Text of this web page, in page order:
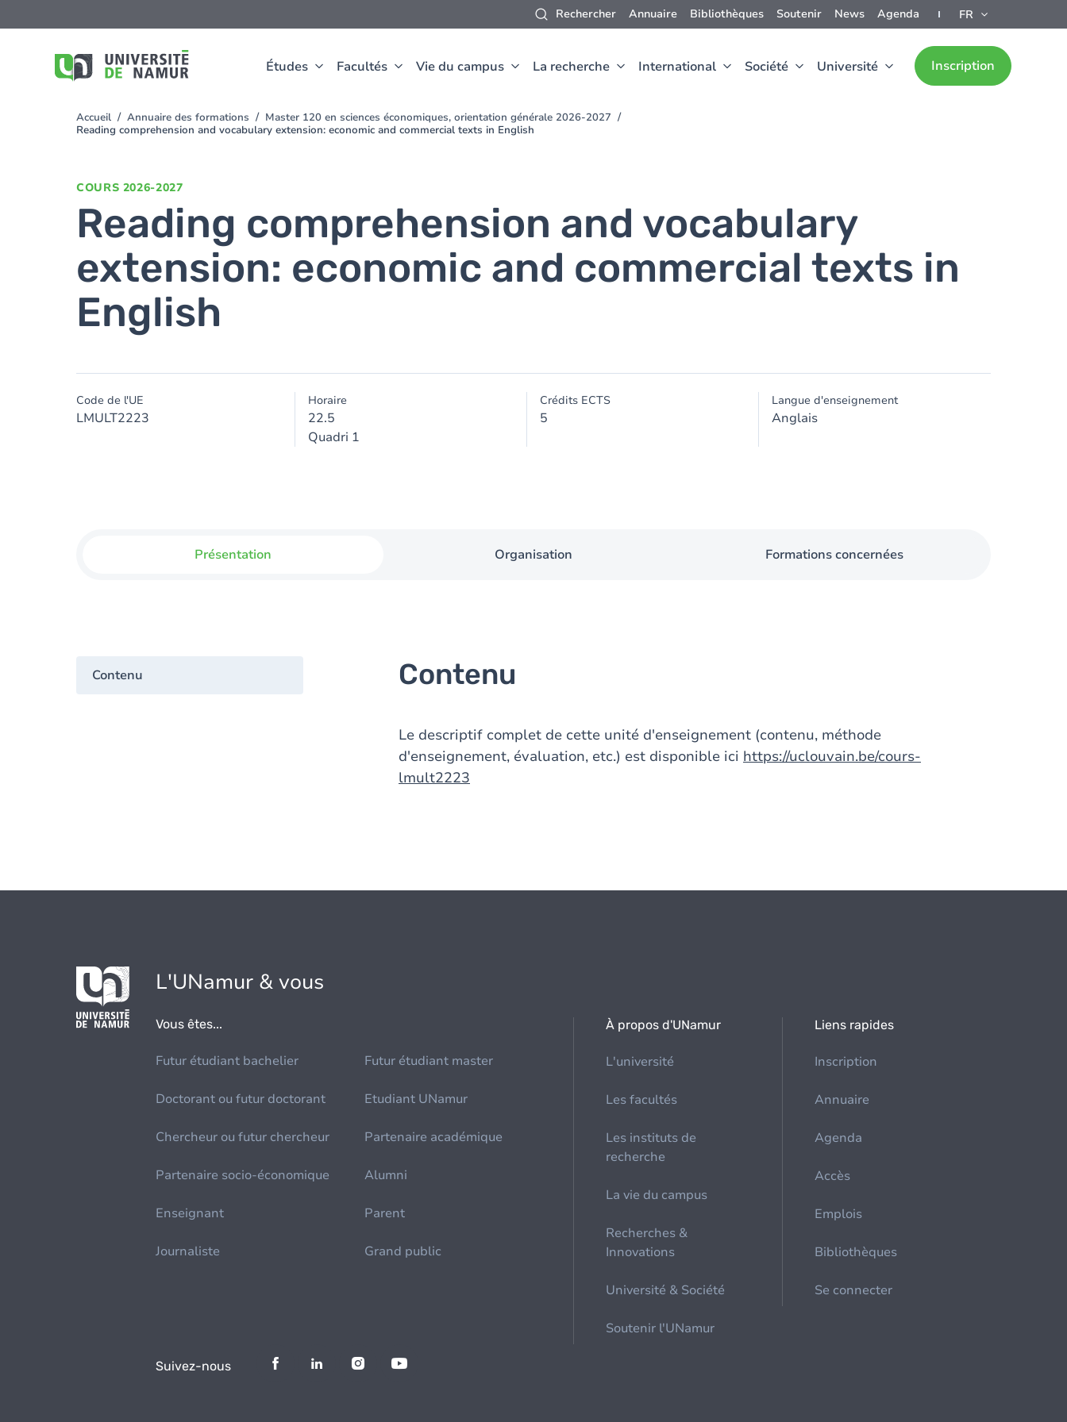
Rechercher Annuaire Bibliothèques Soutenir News Agenda FR
Études Facultés Vie du campus La recherche International Société Université Inscription
au
You
Accueil Annuaire des formations
Master 120 en sciences économiques, orientation générale 2026-2027
Reading comprehension and vocabulary extension: economic and commercial texts in English
COURS 2026-2027
Reading comprehension and vocabulary
extension: economic and commercial texts in
English
Code de l'UE
LMULT2223
Horaire
22.5
Quadri 1
Crédits ECTS
5
Langue d'enseignement
Anglais
Présentation Organisation Formations concernées
Contenu Contenu
Le descriptif complet de cette unité d'enseignement (contenu, méthode
d'enseignement, évaluation, etc.) est disponible ici https://uclouvain.be/cours-
lmult2223
L'UNamur & vous
Vous êtes...
Futur étudiant bachelier Futur étudiant master
Doctorant ou futur doctorant Etudiant UNamur
Chercheur ou futur chercheur Partenaire académique
Partenaire socio-économique Alumni
Enseignant Parent
Journaliste Grand public
À propos d'UNamur
L'université
Les facultés
Les instituts de
recherche
La vie du campus
Recherches &
Innovations
Université & Société
Soutenir l'UNamur
Liens rapides
Inscription
Annuaire
Agenda
Accès
Emplois
Bibliothèques
Se connecter
Suivez-nous